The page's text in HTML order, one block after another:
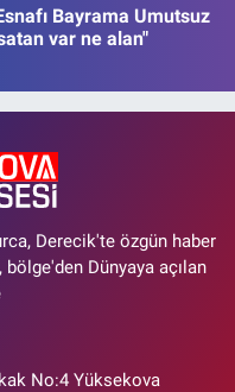
Bayrama Umutsuz
var ne alan"
Derecik'te özgün haber
Dünyaya açılan
No:4 Yüksekova